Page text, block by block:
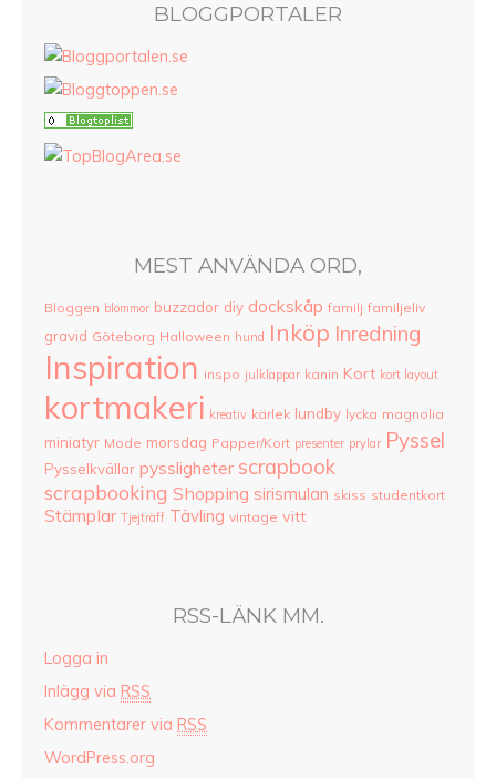
BLOGGPORTALER
MEST ANVÄNDA ORD,
Bloggen blommor buzzador diy dockskåp familj familjeliv
gravid Göteborg Halloween hund Inköp Inredning
Inspiration inspo julklappar kanin Kort kort layout
kortmakeri kreativ kärlek lundby lycka magnolia
miniatyr Mode morsdag Papper/Kort presenter prylar Pyssel
Pysselkvällar pyssligheter scrapbook
scrapbooking Shopping sirismulan skiss studentkort
Stämplar Tjejträff Tävling vintage vitt
RSS-LÄNK MM.
Logga in
Inlägg via RSS
Kommentarer via RSS
WordPress.org